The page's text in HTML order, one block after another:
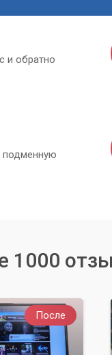
и обратно
подменную
1000
После